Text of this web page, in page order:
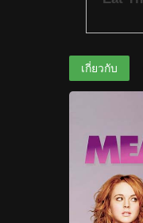
เกี่ยวกับ